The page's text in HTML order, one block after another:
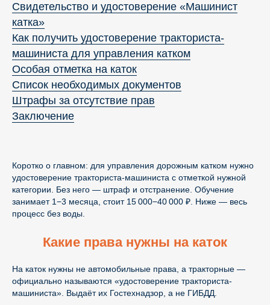
Свидетельство и удостоверение «Машинист
катка»
Как получить удостоверение тракториста-
машиниста для управления катком
Особая отметка на каток
Список необходимых документов
Штрафы за отсутствие прав
Заключение
Коротко о главном: для управления дорожным катком нужно
удостоверение тракториста-машиниста с отметкой нужной
категории. Без него — штраф и отстранение. Обучение
занимает 1−3 месяца, стоит 15 000−40 000 ₽. Ниже — весь
процесс без воды.
Какие права нужны на каток
На каток нужны не автомобильные права, а тракторные —
официально называются «удостоверение тракториста-
машиниста». Выдаёт их Гостехнадзор, а не ГИБДД.